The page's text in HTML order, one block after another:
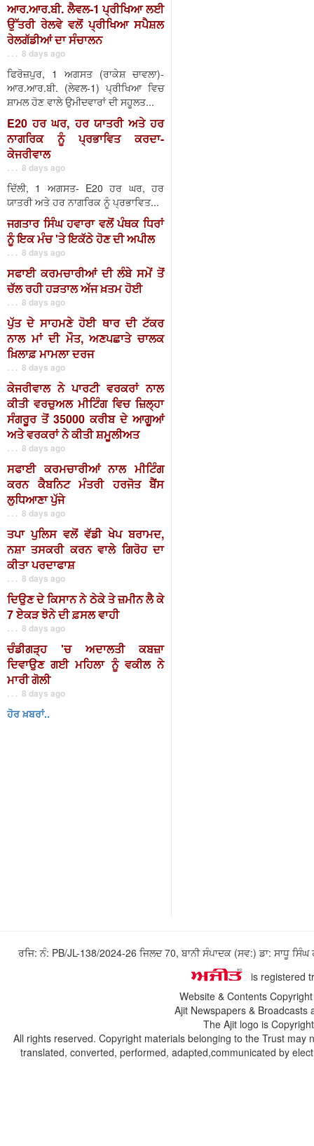
ਆਰ.ਆਰ.ਬੀ. ਲੈਵਲ-1 ਪ੍ਰੀਖਿਆ ਲਈ
ਉੱਤਰੀ ਰੇਲਵੇ ਵਲੋਂ ਪ੍ਰੀਖਿਆ ਸਪੈਸ਼ਲ
ਰੇਲਗੱਡੀਆਂ ਦਾ ਸੰਚਾਲਨ
. . . 8 days ago
ਫਿਰੋਜ਼ਪੁਰ, 1 ਅਗਸਤ (ਰਾਕੇਸ਼ ਚਾਵਲਾ)-
ਆਰ.ਆਰ.ਬੀ. (ਲੇਵਲ-1) ਪ੍ਰੀਖਿਆ ਵਿਚ
ਸ਼ਾਮਲ ਹੋਣ ਵਾਲੇ ਉਮੀਦਵਾਰਾਂ ਦੀ ਸਹੂਲਤ...
E20 ਹਰ ਘਰ, ਹਰ ਯਾਤਰੀ ਅਤੇ ਹਰ
ਨਾਗਰਿਕ ਨੂੰ ਪ੍ਰਭਾਵਿਤ ਕਰਦਾ-
ਕੇਜਰੀਵਾਲ
. . . 8 days ago
ਦਿੱਲੀ, 1 ਅਗਸਤ- E20 ਹਰ ਘਰ, ਹਰ
ਯਾਤਰੀ ਅਤੇ ਹਰ ਨਾਗਰਿਕ ਨੂੰ ਪ੍ਰਭਾਵਿਤ...
ਜਗਤਾਰ ਸਿੰਘ ਹਵਾਰਾ ਵਲੋਂ ਪੰਥਕ ਧਿਰਾਂ
ਨੂੰ ਇਕ ਮੰਚ 'ਤੇ ਇਕੱਠੇ ਹੋਣ ਦੀ ਅਪੀਲ
. . . 8 days ago
ਸਫਾਈ ਕਰਮਚਾਰੀਆਂ ਦੀ ਲੰਬੇ ਸਮੇਂ ਤੋਂ
ਚੱਲ ਰਹੀ ਹੜਤਾਲ ਅੱਜ ਖ਼ਤਮ ਹੋਈ
. . . 8 days ago
ਪੁੱਤ ਦੇ ਸਾਹਮਣੇ ਹੋਈ ਥਾਰ ਦੀ ਟੱਕਰ
ਨਾਲ ਮਾਂ ਦੀ ਮੌਤ, ਅਣਪਛਾਤੇ ਚਾਲਕ
ਖ਼ਿਲਾਫ਼ ਮਾਮਲਾ ਦਰਜ
. . . 8 days ago
ਕੇਜਰੀਵਾਲ ਨੇ ਪਾਰਟੀ ਵਰਕਰਾਂ ਨਾਲ
ਕੀਤੀ ਵਰਚੁਅਲ ਮੀਟਿੰਗ ਵਿਚ ਜ਼ਿਲ੍ਹਾ
ਸੰਗਰੂਰ ਤੋਂ 35000 ਕਰੀਬ ਦੇ ਆਗੂਆਂ
ਅਤੇ ਵਰਕਰਾਂ ਨੇ ਕੀਤੀ ਸ਼ਮੂਲੀਅਤ
. . . 8 days ago
ਸਫਾਈ ਕਰਮਚਾਰੀਆਂ ਨਾਲ ਮੀਟਿੰਗ
ਕਰਨ ਕੈਬਨਿਟ ਮੰਤਰੀ ਹਰਜੋਤ ਬੈਂਸ
ਲੁਧਿਆਣਾ ਪੁੱਜੇ
. . . 8 days ago
ਤਪਾ ਪੁਲਿਸ ਵਲੋਂ ਵੱਡੀ ਖੇਪ ਬਰਾਮਦ,
ਨਸ਼ਾ ਤਸਕਰੀ ਕਰਨ ਵਾਲੇ ਗਿਰੋਹ ਦਾ
ਕੀਤਾ ਪਰਦਾਫਾਸ਼
. . . 8 days ago
ਦਿਉਣ ਦੇ ਕਿਸਾਨ ਨੇ ਠੇਕੇ ਤੇ ਜ਼ਮੀਨ ਲੈ ਕੇ
7 ਏਕੜ ਝੋਨੇ ਦੀ ਫ਼ਸਲ ਵਾਹੀ
. . . 8 days ago
ਚੰਡੀਗੜ੍ਹ 'ਚ ਅਦਾਲਤੀ ਕਬਜ਼ਾ
ਦਿਵਾਉਣ ਗਈ ਮਹਿਲਾ ਨੂੰ ਵਕੀਲ ਨੇ
ਮਾਰੀ ਗੋਲੀ
. . . 8 days ago
ਹੋਰ ਖ਼ਬਰਾਂ..
ਰਜਿ: ਨੰ: PB/JL-138/2024-26 ਜਿਲਦ 70, ਬਾਨੀ ਸੰਪਾਦਕ (ਸਵ:) ਡਾ: ਸਾਧੂ
is registered
Website & Contents
Ajit Newspapers &
The Ajit logo is
All rights reserved. Copyright materials belonging to the Trust
translated, converted, performed, adapted,communicated by